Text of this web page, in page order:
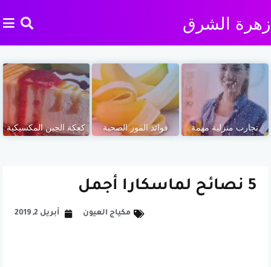
زهرة الشرق
تجارب منزلية مهمة فوائد الموز الصحية كعكة الجبن المكسيكية
5 نصائح لماسكارا أجمل
مكياج العيون أبريل 2, 2019